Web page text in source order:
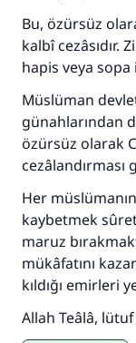
Bu, özürsüz
kalbî cezâsıdır.
hapis veya sopa
Müslüman
günahlarından
özürsüz olarak
cezâlandırması
Her
kaybetmek
maruz
mükâfatını
kıldığı emirleri
Allah Teâlâ,